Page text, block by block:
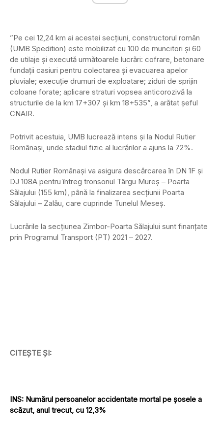
”Pe cei 12,24 km ai acestei secțiuni, constructorul român
(UMB Spedition) este mobilizat cu 100 de muncitori și 60
de utilaje și execută următoarele lucrări: cofrare, betonare
fundații casiuri pentru colectarea și evacuarea apelor
pluviale; execuție drumuri de exploatare; ziduri de sprijin
coloane forate; aplicare straturi vopsea anticorozivă la
structurile de la km 17+307 și km 18+535”, a arătat șeful
CNAIR.
Potrivit acestuia, UMB lucrează intens și la Nodul Rutier
Românași, unde stadiul fizic al lucrărilor a ajuns la 72%.
Nodul Rutier Românași va asigura descărcarea în DN 1F și
DJ 108A pentru întreg tronsonul Târgu Mureș – Poarta
Sălajului (155 km), până la finalizarea secțiunii Poarta
Sălajului – Zalău, care cuprinde Tunelul Meseș.
Lucrările la secțiunea Zimbor-Poarta Sălajului sunt finanțate
prin Programul Transport (PT) 2021 – 2027.
CITEȘTE ȘI:
INS: Numărul persoanelor accidentate mortal pe șosele a
scăzut, anul trecut, cu 12,3%